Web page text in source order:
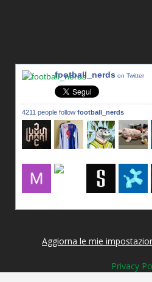
football_nerds on Twitter
4211 people follow football_nerds
Aggiorna le mie
Privacy